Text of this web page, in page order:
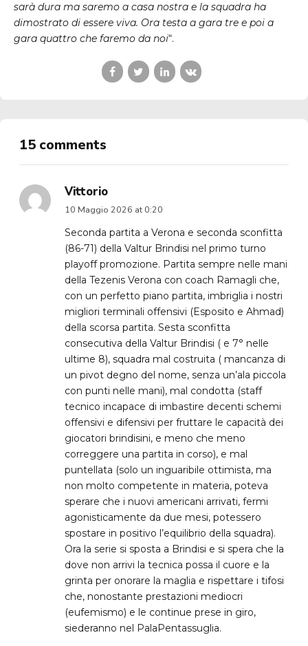
sarà dura ma saremo a casa nostra e la squadra ha
dimostrato di essere viva. Ora testa a gara tre e poi a
gara quattro che faremo da noi“.
15 comments
Vittorio
10 Maggio 2026 at 0:20
Seconda partita a Verona e seconda sconfitta
(86-71) della Valtur Brindisi nel primo turno
playoff promozione. Partita sempre nelle mani
della Tezenis Verona con coach Ramagli che,
con un perfetto piano partita, imbriglia i nostri
migliori terminali offensivi (Esposito e Ahmad)
della scorsa partita. Sesta sconfitta
consecutiva della Valtur Brindisi ( e 7° nelle
ultime 8), squadra mal costruita ( mancanza di
un pivot degno del nome, senza un’ala piccola
con punti nelle mani), mal condotta (staff
tecnico incapace di imbastire decenti schemi
offensivi e difensivi per fruttare le capacità dei
giocatori brindisini, e meno che meno
correggere una partita in corso), e mal
puntellata (solo un inguaribile ottimista, ma
non molto competente in materia, poteva
sperare che i nuovi americani arrivati, fermi
agonisticamente da due mesi, potessero
spostare in positivo l’equilibrio della squadra).
Ora la serie si sposta a Brindisi e si spera che la
dove non arrivi la tecnica possa il cuore e la
grinta per onorare la maglia e rispettare i tifosi
che, nonostante prestazioni mediocri
(eufemismo) e le continue prese in giro,
siederanno nel PalaPentassuglia.